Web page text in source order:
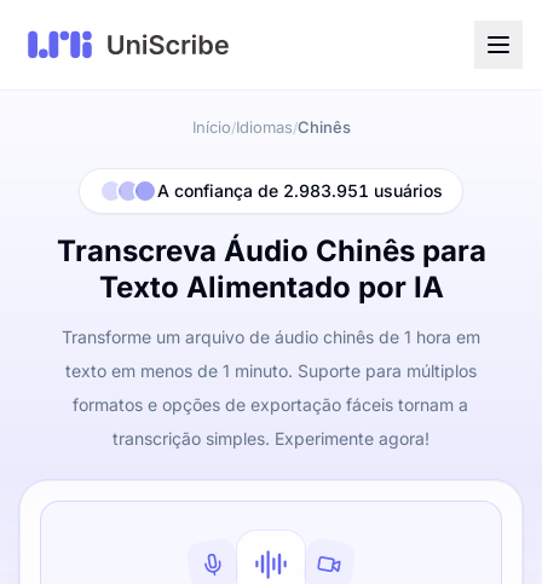
Início/Idiomas/Chinês
A confiança de 2.983.951 usuários
Transcreva Áudio Chinês para
Texto Alimentado por IA
Transforme um arquivo de áudio chinês de 1 hora em
texto em menos de 1 minuto. Suporte para múltiplos
formatos e opções de exportação fáceis tornam a
transcrição simples. Experimente agora!